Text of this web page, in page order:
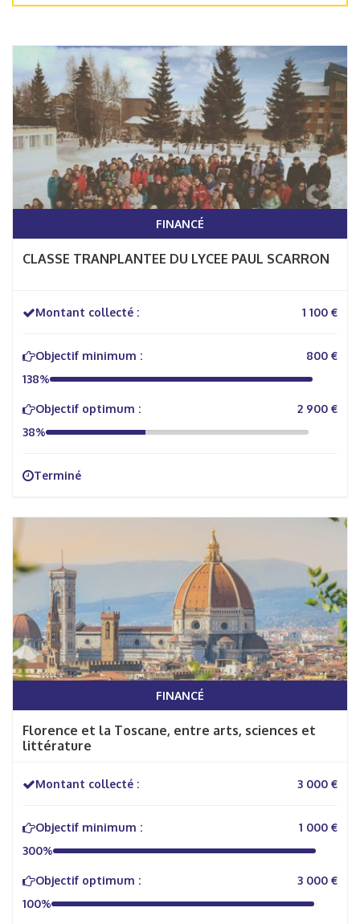
FINANCÉ
CLASSE TRANPLANTEE DU LYCEE PAUL SCARRON
Montant collecté : 1 100 €
Objectif minimum :
800 €
138%
Objectif optimum :
2 900 €
38%
Terminé
FINANCÉ
Florence et la Toscane, entre arts, sciences et
littérature
Montant collecté : 3 000 €
Objectif minimum :
1 000 €
300%
Objectif optimum :
3 000 €
100%